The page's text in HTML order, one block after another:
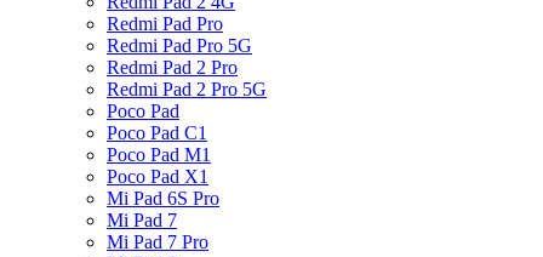
Redmi Pad Pro
Redmi Pad Pro 5G
Redmi Pad 2 Pro
Redmi Pad 2 Pro 5G
Poco Pad
Poco Pad C1
Poco Pad M1
Poco Pad X1
Mi Pad 6S Pro
Mi Pad 7
Mi Pad 7 Pro